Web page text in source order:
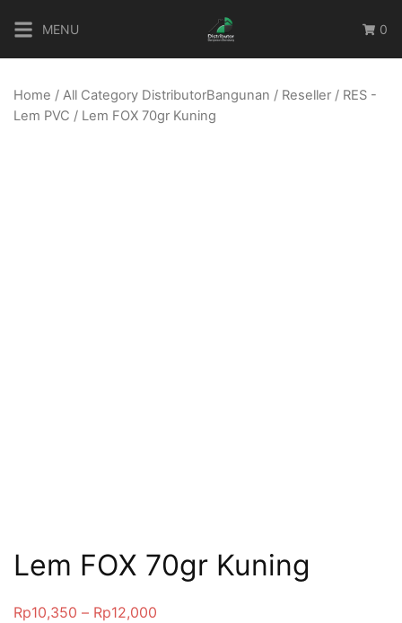
content
MENU 0
Home / All Category DistributorBangunan / Reseller / RES -
Lem PVC / Lem FOX 70gr Kuning
Lem FOX 70gr Kuning
Rp10,350 – Rp12,000